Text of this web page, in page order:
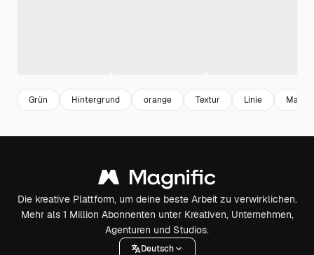
Grün Hintergrund orange Textur Linie
Die kreative Plattform, um deine beste Arbeit zu verwirklichen.
Mehr als 1 Million Abonnenten unter Kreativen, Unternehmen,
Agenturen und Studios.
Deutsch